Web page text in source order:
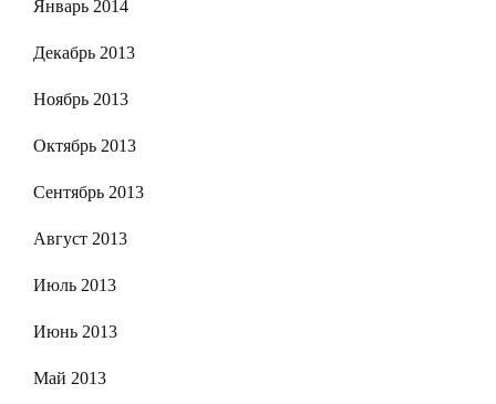
Январь 2014
Декабрь 2013
Ноябрь 2013
Октябрь 2013
Сентябрь 2013
Август 2013
Июль 2013
Июнь 2013
Май 2013